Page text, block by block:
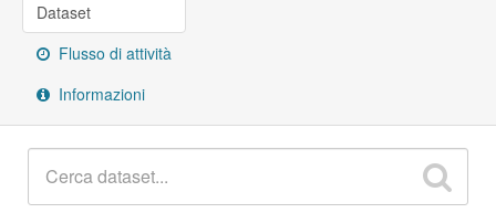
Dataset
Flusso di attività
Informazioni